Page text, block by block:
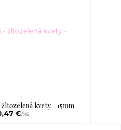
kvety - 15mm
€/ks